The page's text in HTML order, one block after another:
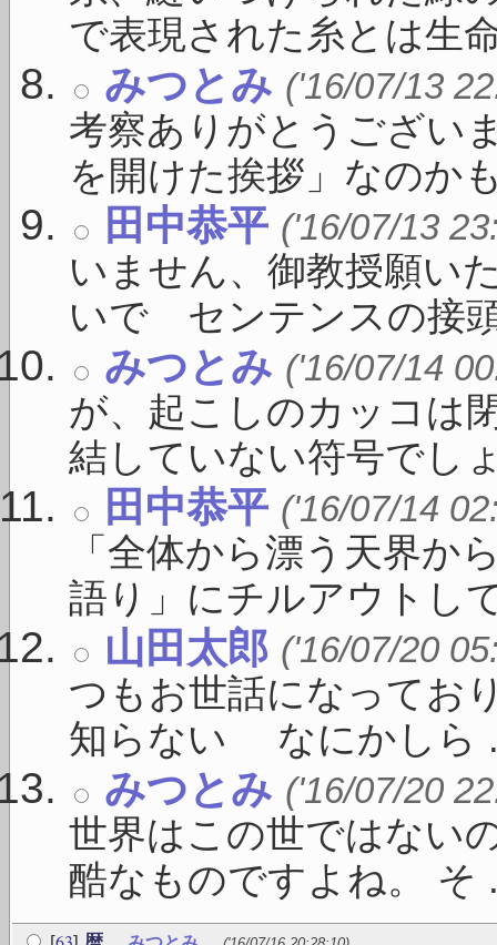
で表現された糸とは生
みつとみ ('16/07/13
考察ありがとうござい
を開けた挨拶」なのか
田中恭平 ('16/07/13
いません、御教授願い
いで センテンスの接
みつとみ ('16/07/14
が、起こしのカッコは
結していない符号でし
田中恭平 ('16/07/14
「全体から漂う天界か
語り」にチルアウトし
山田太郎 ('16/07/20
つもお世話になって
知らない なにかしら
みつとみ ('16/07/20
世界はこの世ではない
酷なものですよね。 そ